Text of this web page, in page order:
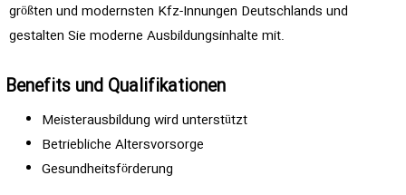
größten und modernsten Kfz-Innungen Deutschlands und
gestalten Sie moderne Ausbildungsinhalte mit.
Benefits und Qualifikationen
Meisterausbildung wird unterstützt
Betriebliche Altersvorsorge
Gesundheitsförderung